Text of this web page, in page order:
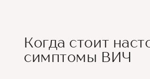
Когда стоит
симптомы ВИЧ